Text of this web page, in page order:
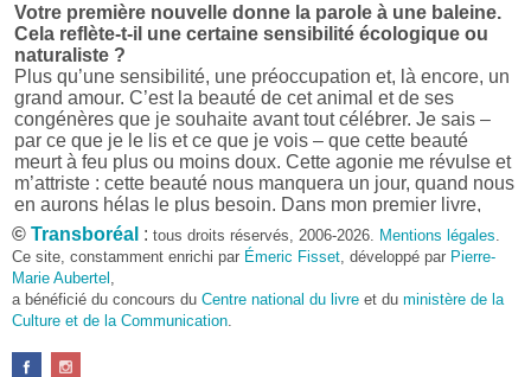
Votre première nouvelle donne la parole à une baleine.
Cela reflète-t-il une certaine sensibilité écologique ou
naturaliste ?
Plus qu’une sensibilité, une préoccupation et, là encore, un
grand amour. C’est la beauté de cet animal et de ses
congénères que je souhaite avant tout célébrer. Je sais –
par ce que je le lis et ce que je vois – que cette beauté
meurt à feu plus ou moins doux. Cette agonie me révulse et
m’attriste : cette beauté nous manquera un jour, quand nous
en aurons hélas le plus besoin. Dans mon premier livre,
j’avais pris goût à me mettre dans la peau d’une bête. Outre
l’intérêt de l’exercice littéraire, il me semble que cela peut
être un bon moyen pour transmettre certains messages.
Pourquoi avoir choisi le format des nouvelles plutôt
qu’un autre ?
D’abord parce que j’aime (décidément!) en lire !
© Transboréal : tous droits réservés, 2006-2026. Mentions légales
Ce site, constamment enrichi par Émeric Fisset , développé par Pierre-
Marie Aubertel
a bénéficié du concours du Centre national du livre et du ministère de la
Culture et de la Communication